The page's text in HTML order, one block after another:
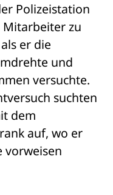
Polizeistation
Mitarbeiter zu
er die
und
versuchte.
suchten
dem
auf, wo er
vorweisen